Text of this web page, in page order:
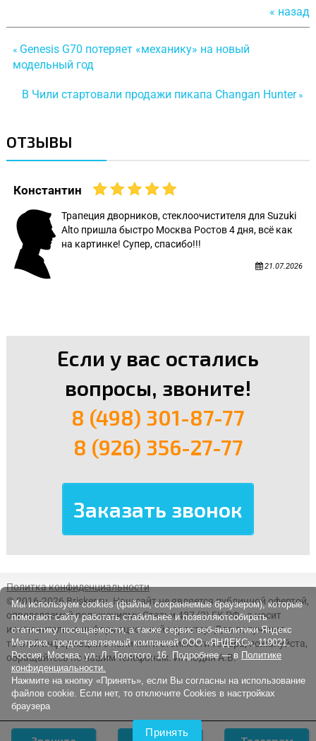
« назад
« Genesis G70 потеряет «механику» на новый
модельный год
В Чили стартовали продажи пикапа Changan Hunter»
ОТЗЫВЫ
Константин
Трапеция дворников, стеклоочистителя для Suzuki
Alto пришла быстро Москва Ростов 4 дня, всё как
на картинке! Супер, спасибо!!!
21.07.2026
Если у вас остались
вопросы, звоните!
8 (498) 301-87-77
8 (926) 356-27-77
Политка конфиденциальности
© 2016-2026 Brisker.ru.Наш сайт не является публичной офертой,
определяемой положениями Статьи 437 (2) ГК РФ., а носит
исключительно информационный характер. Для получения
точной информации о наличии и стоимости товара, пожалуйста,
обращайтесь по нашим телефонам. ИП Юдин А.В.
Мы используем cookies (файлы, сохраняемые браузером), которые
помогают сайту работать стабильнее и позволяютсобирать
статистику посещаемости, а также сервис веб-аналитики Яндекс
Метрика, предоставляемый компанией ООО «ЯНДЕКС», 119021,
Россия, Москва, ул. Л. Толстого, 16. Подробнее — в Политике
конфиденциальности.
Нажмите на кнопку «Принять», если Вы согласны на использование
файлов cookie. Если нет, то отключите Cookies в настройках
браузера
Принять